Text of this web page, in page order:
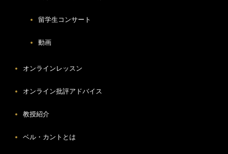
留学生コンサート
動画
オンラインレッスン
オンライン批評アドバイス
教授紹介
ベル・カントとは